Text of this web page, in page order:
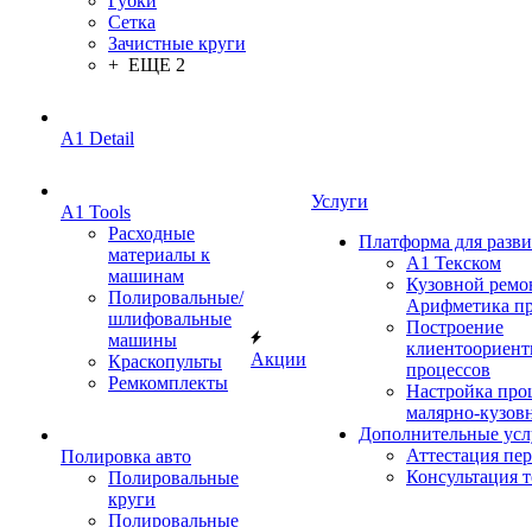
Сетка
Зачистные круги
+ ЕЩЕ 2
A1 Detail
A1 Tools
Расходные
материалы к
машинам
Полировальные/
шлифовальные
машины
Краскопульты
Ремкомплекты
Полировка авто
Полировальные
круги
Полировальные
Акции
Услуги
Платформа для
А1 Текском
Кузовной
Арифметика
Построение
процессов
Настройка
малярно-
Дополнительные
Аттестация
Консультация